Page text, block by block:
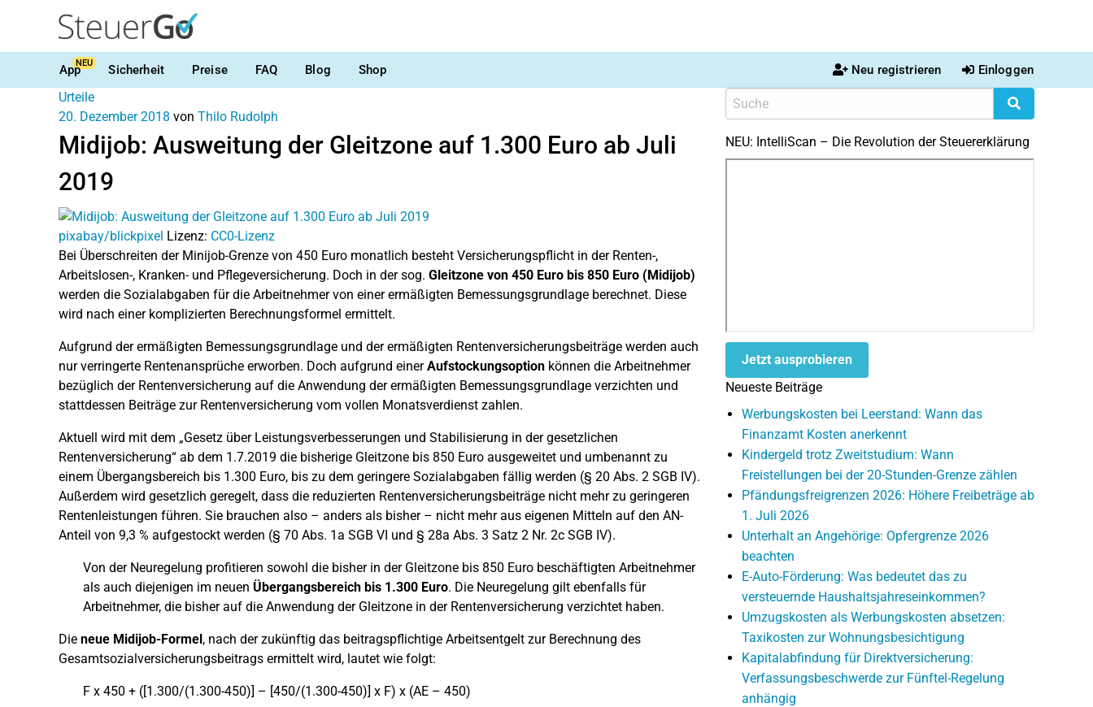
AppNEU Sicherheit Preise FAQ Blog Shop Neu registrieren Einloggen
Urteile
20. Dezember 2018 von Thilo Rudolph
Midijob: Ausweitung der Gleitzone auf 1.300 Euro ab Juli
2019
pixabay/blickpixel Lizenz: CC0-Lizenz
Bei Überschreiten der Minijob-Grenze von 450 Euro monatlich besteht Versicherungspflicht in der Renten-,
Arbeitslosen-, Kranken- und Pflegeversicherung. Doch in der sog. Gleitzone von 450 Euro bis 850 Euro (Midijob)
werden die Sozialabgaben für die Arbeitnehmer von einer ermäßigten Bemessungsgrundlage berechnet. Diese
wird nach einer komplizierten Berechnungsformel ermittelt.
Aufgrund der ermäßigten Bemessungsgrundlage und der ermäßigten Rentenversicherungsbeiträge werden auch
nur verringerte Rentenansprüche erworben. Doch aufgrund einerAufstockungsoption können die Arbeitnehmer
bezüglich der Rentenversicherung auf die Anwendung der ermäßigten Bemessungsgrundlage verzichten und
stattdessen Beiträge zur Rentenversicherung vom vollen Monatsverdienst zahlen.
Aktuell wird mit dem „Gesetz über Leistungsverbesserungen und Stabilisierung in der gesetzlichen
Rentenversicherung“ ab dem 1.7.2019 die bisherige Gleitzone bis 850 Euro ausgeweitet und umbenannt zu
einem Übergangsbereich bis 1.300 Euro, bis zu dem geringere Sozialabgaben fällig werden (§ 20 Abs. 2 SGB IV).
Außerdem wird gesetzlich geregelt, dass die reduzierten Rentenversicherungsbeiträge nicht mehr zu geringeren
Rentenleistungen führen. Sie brauchen also – anders als bisher – nicht mehr aus eigenen Mitteln auf den AN-
Anteil von 9,3 % aufgestockt werden (§ 70 Abs. 1a SGB VI und § 28a Abs. 3 Satz 2 Nr. 2c SGB IV).
Von der Neuregelung profitieren sowohl die bisher in der Gleitzone bis 850 Euro beschäftigten Arbeitnehmer
als auch diejenigen im neuen Übergangsbereich bis 1.300 Euro. Die Neuregelung gilt ebenfalls für
Arbeitnehmer, die bisher auf die Anwendung der Gleitzone in der Rentenversicherung verzichtet haben.
Die neue Midijob-Formel, nach der zukünftig das beitragspflichtige Arbeitsentgelt zur Berechnung des
Gesamtsozialversicherungsbeitrags ermittelt wird, lautet wie folgt:
F x 450 + ([1.300/(1.300-450)] – [450/(1.300-450)] x F) x (AE – 450)
NEU: IntelliScan – Die Revolution der Steuererklärung
Jetzt ausprobieren
Neueste Beiträge
Werbungskosten bei Leerstand: Wann das
Finanzamt Kosten anerkennt
Kindergeld trotz Zweitstudium: Wann
Freistellungen bei der 20-Stunden-Grenze zählen
Pfändungsfreigrenzen 2026: Höhere Freibeträge ab
1. Juli 2026
Unterhalt an Angehörige: Opfergrenze 2026
beachten
E-Auto-Förderung: Was bedeutet das zu
versteuernde Haushaltsjahreseinkommen?
Umzugskosten als Werbungskosten absetzen:
Taxikosten zur Wohnungsbesichtigung
Kapitalabfindung für Direktversicherung:
Verfassungsbeschwerde zur Fünftel-Regelung
anhängig